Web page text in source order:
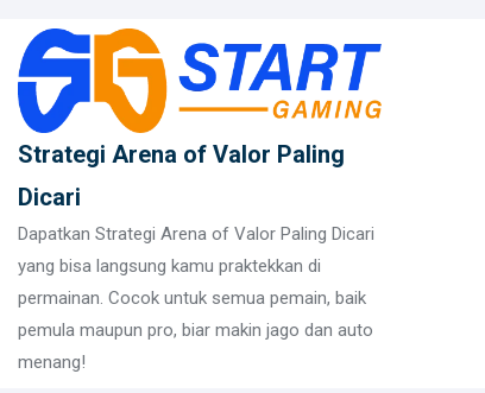
content
Strategi Arena of Valor Paling
Dicari
Dapatkan Strategi Arena of Valor Paling Dicari
yang bisa langsung kamu praktekkan di
permainan. Cocok untuk semua pemain, baik
pemula maupun pro, biar makin jago dan auto
menang!